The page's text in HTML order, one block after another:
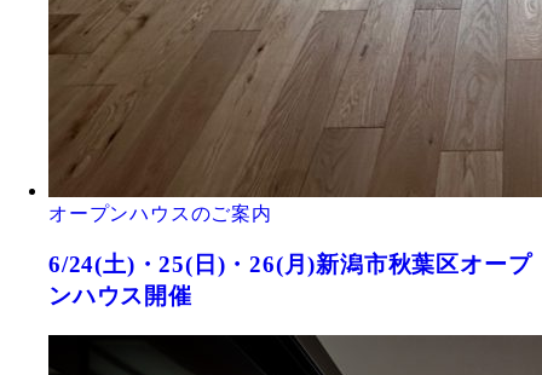
オープンハウスのご案内
6/24(土)・25(日)・26(月)新潟市秋葉区オープ
ンハウス開催